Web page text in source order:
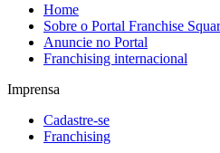
Home
Sobre o Portal Franchise
Anuncie no Portal
Franchising internacional
Imprensa
Cadastre-se
Franchising